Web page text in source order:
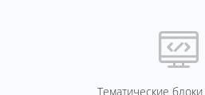
Тематические